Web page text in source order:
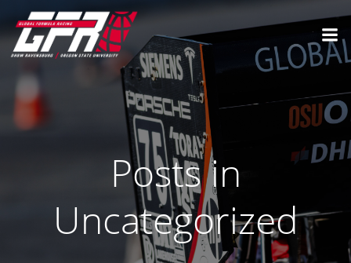
Posts in
Uncategorized